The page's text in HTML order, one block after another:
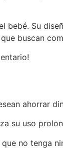
bebé. Su
buscan
ahorrar
su uso
no tenga